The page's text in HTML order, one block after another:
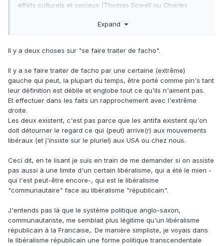
effets culturels et sociaux (Thomas Sowell ou Charles
faisant traiter de fachos. Soit ils ont avant tout peur d'être
leurs désirs tribaux pourront être mieux accomplis (ButtHurt
l'identity politics préfèreront toujours l'original à la copie...
Quand ils ne nient pas tout simplement la nature du
problème et continuent à répéter les mêmes idées en
espérant que la tempête passera (Reason, Cato, d'autres
SFL).
Dans tout ça, l'électorat américain est en train de se
structurer entre d'une part les minorités ciblées par les
cherche sa propre politique identitaire. Les libertariens n'ont
pas grand chose à apporter aux premiers que les
Démocrates ne leur apporteraient pas ; et ils n'ont pas de
réponse, ni identitaire, ni même spécifique à apporter aux
whatever). Disons que le seul qui tente réellement de
s'adresser aux derniers, c'est HHH, mais ce faisant il
déforme le libertarianisme à peu près autant que le
Expand
Il y a deux choses sur "se faire traiter de facho".
Il y a se faire traiter de facho par une certaine (extrême)
gauche qui peut, la plupart du temps, être porté comme pin's tant
leur définition est débile et englobe tout ce qu'ils n'aiment pas.
Et effectuer dans les faits un rapprochement avec l'extrême
droite.
Les deux existent, c'est pas parce que les antifa existent qu'on
doit détourner le regard ce qui (peut) arrive(r) aux mouvements
libéraux (et j'insiste sur le pluriel) aux USA ou chez nous.
Ceci dit, en te lisant je suis en train de me demander si on assiste
pas aussi à une limite d'un certain libéralisme, qui a été le mien -
qui l'est peut-être encore-, qui est le libéralisme
"communautaire" face au libéralisme "républicain".
J'entends pas là que le système politique anglo-saxon,
communautariste, me semblait plus légitime qu'un libéralisme
républicain à la Francaise,. De manière simpliste, je voyais dans
le libéralisme républicain une forme politique transcendentale